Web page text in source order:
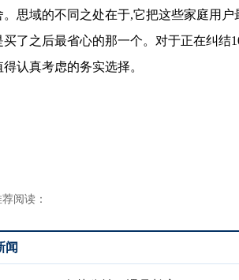
。思域的不同之处在于,它把这些家庭用
买了之后最省心的那一个。对于正在纠结
得认真考虑的务实选择。
阅读：
闻